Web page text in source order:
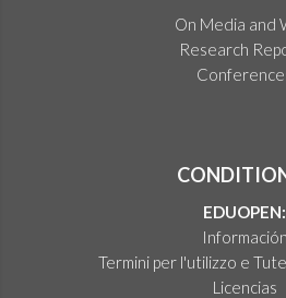
On Media and
Research
EDUOPEN:
Información
Termini per l'utilizzo e
Licencias